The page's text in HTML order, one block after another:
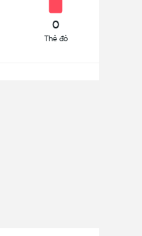
0
Thẻ đỏ